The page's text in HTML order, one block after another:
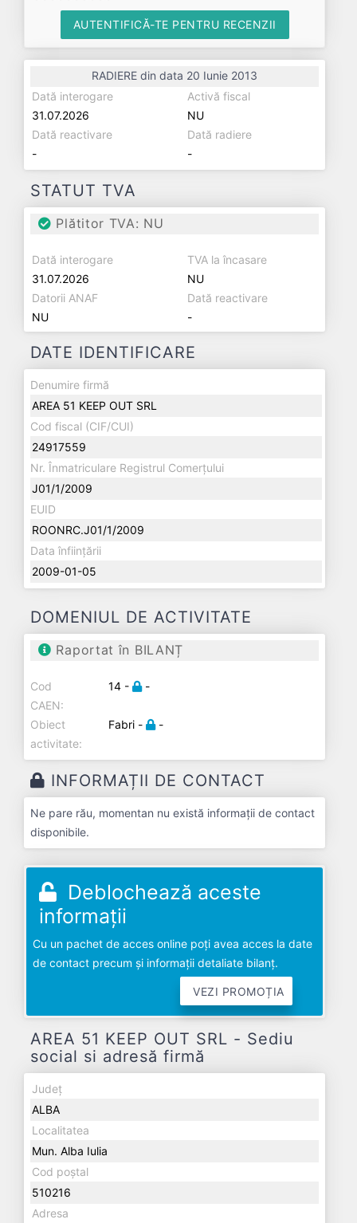
AUTENTIFICĂ-TE PENTRU RECENZII
RADIERE din data 20 Iunie 2013
Dată interogare
31.07.2026
Activă fiscal
NU
Dată reactivare
-
Dată radiere
-
STATUT TVA
Plătitor TVA: NU
Dată interogare
31.07.2026
TVA la încasare
NU
Datorii ANAF
NU
Dată reactivare
-
DATE IDENTIFICARE
Denumire firmă
AREA 51 KEEP OUT SRL
Cod fiscal (CIF/CUI)
24917559
Nr. Înmatriculare Registrul Comerțului
J01/1/2009
EUID
ROONRC.J01/1/2009
Data înființării
2009-01-05
DOMENIUL DE ACTIVITATE
Raportat în BILANȚ
Cod
CAEN:
14 - -
Obiect
activitate:
Fabri - -
INFORMAȚII DE CONTACT
Ne pare rău, momentan nu există informații de contact
disponibile.
Deblochează aceste
informații
Cu un pachet de acces online poți avea acces la date
de contact precum și informații detaliate bilanț.
VEZI PROMOȚIA
AREA 51 KEEP OUT SRL - Sediu
social si adresă firmă
Județ
ALBA
Localitatea
Mun. Alba Iulia
Cod poștal
510216
Adresa